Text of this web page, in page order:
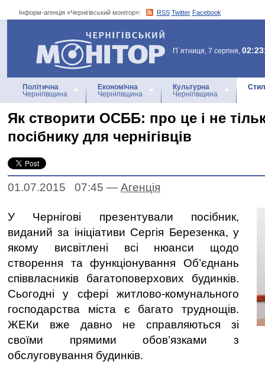
Інформ-агенція «Чернігівський монітор»: RSS Twitter Facebook
Інформ-агенція
«Чернігівський монітор»
П`ятниця, 7 серпня,
Політична
Чернігівщина
Економічна
Чернігівщина
Культурна
Чернігівщина
Як створити ОСББ: про це і не
посібнику для чернігівців
01.07.2015 07:45 — Агенцiя
У Чернігові презентували посібник,
виданий за ініціативи Сергія Березенка, у
якому висвітлені всі нюанси щодо
створення та функціонування Об’єднань
співвласників багатоповерхових будинків.
Сьогодні у сфері житлово-комунального
господарства міста є багато труднощів.
ЖЕКи вже давно не справляються зі
своїми прямими обов’язками з
обслуговування будинків.